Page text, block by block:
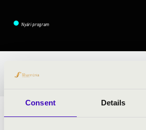
Consent Details
Nyári program
BÉRLET- ÉS JEGYÁRAK
ELŐADÓK: